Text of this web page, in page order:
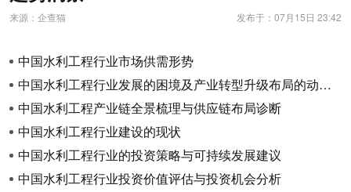
来源：企查猫 发布于：07月15日 23:42
中国水利工程行业市场供需形势
中国水利工程行业发展的困境及产业转型升级布局的动向追踪
中国水利工程产业链全景梳理与供应链布局诊断
中国水利工程行业建设的现状
中国水利工程行业的投资策略与可持续发展建议
中国水利工程行业投资价值评估与投资机会分析